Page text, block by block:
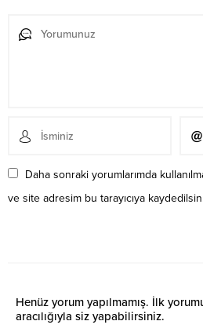
Daha sonraki yorumlarımda
ve site adresim bu tarayıcıya
Henüz yorum yapılmamış. İlk
aracılığıyla siz yapabilirsiniz.